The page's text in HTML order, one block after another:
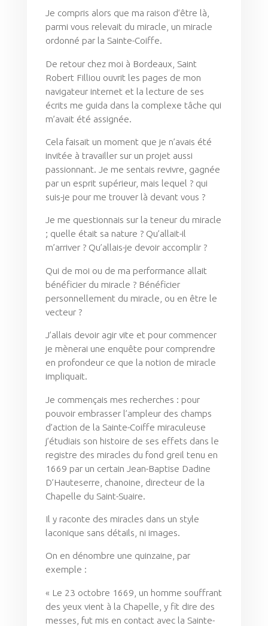
Je compris alors que ma raison d’être là,
parmi vous relevait du miracle, un miracle
ordonné par la Sainte-Coiffe.
De retour chez moi à Bordeaux, Saint
Robert Filliou ouvrit les pages de mon
navigateur internet et la lecture de ses
écrits me guida dans la complexe tâche qui
m’avait été assignée.
Cela faisait un moment que je n’avais été
invitée à travailler sur un projet aussi
passionnant. Je me sentais revivre, gagnée
par un esprit supérieur, mais lequel ? qui
suis-je pour me trouver là devant vous ?
Je me questionnais sur la teneur du miracle
; quelle était sa nature ? Qu’allait-il
m’arriver ? Qu’allais-je devoir accomplir ?
Qui de moi ou de ma performance allait
bénéficier du miracle ? Bénéficier
personnellement du miracle, ou en être le
vecteur ?
J’allais devoir agir vite et pour commencer
je mènerai une enquête pour comprendre
en profondeur ce que la notion de miracle
impliquait.
Je commençais mes recherches : pour
pouvoir embrasser l’ampleur des champs
d’action de la Sainte-Coiffe miraculeuse
j’étudiais son histoire de ses effets dans le
registre des miracles du fond greil tenu en
1669 par un certain Jean-Baptise Dadine
D’Hauteserre, chanoine, directeur de la
Chapelle du Saint-Suaire.
Il y raconte des miracles dans un style
laconique sans détails, ni images.
On en dénombre une quinzaine, par
exemple :
« Le 23 octobre 1669, un homme souffrant
des yeux vient à la Chapelle, y fit dire des
messes, fut mis en contact avec la Sainte-